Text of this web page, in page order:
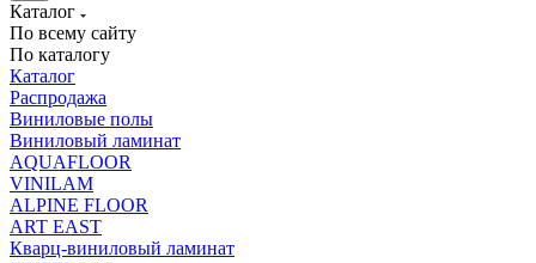
Каталог
По всему сайту
По каталогу
Каталог
Распродажа
Виниловые полы
Виниловый ламинат
AQUAFLOOR
VINILAM
ALPINE FLOOR
ART EAST
Кварц-виниловый ламинат